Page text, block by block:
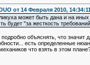
от 14 Февраля 2010,
может быть дана и на
будет "за жесткость
объяснять, что значит
есть определенные
что взять в этом